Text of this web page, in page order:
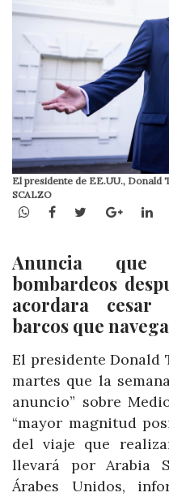
El presidente de EE.UU.,
SCALZO
WhatsApp
Facebook
Twitter
Anuncia que
bombardeos
acordara
barcos que
El presidente Donald
martes que la
anuncio” sobre
“mayor magnitud
del viaje que
llevará por Arabia
Árabes Unidos,